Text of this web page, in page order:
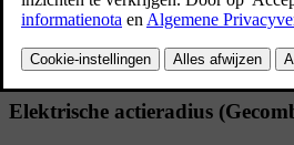
Het rijbereik en de
gedurfd pakket. Kom
Elektrische actieradius